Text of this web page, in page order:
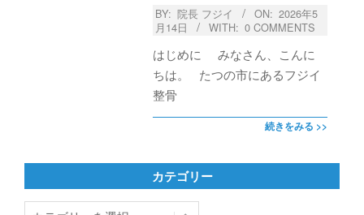
BY: 院長 フジイ ON: 2026年5
月14日
WITH: 0 COMMENTS
はじめに みなさん、こんに
ちは。 たつの市にあるフジイ
整骨
続きをみる >>
カテゴリー